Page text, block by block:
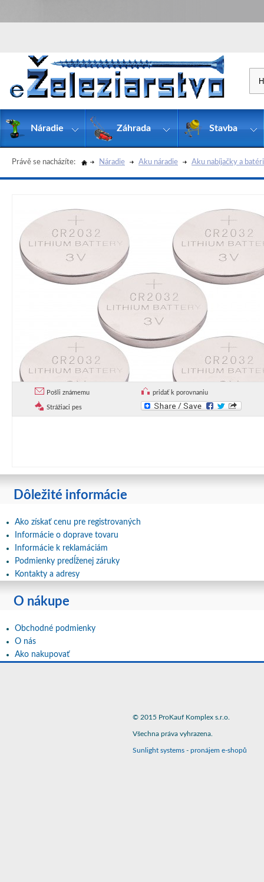
Právě se nacházíte: Náradie Aku náradie Aku nabíjačky a
Pošli známemu pridať k porovnaniu
Strážiaci pes
Dôležité informácie
Ako získať cenu pre registrovaných
Informácie o doprave tovaru
Informácie k reklamáciám
Podmienky predĺženej záruky
Kontakty a adresy
O nákupe
Obchodné podmienky
O nás
Ako nakupovať
Náradie Záhrada Stavba
© 2015 ProKauf Komplex s.r.o.
Všechna práva vyhrazena.
Sunlight systems - pronájem e-shopů